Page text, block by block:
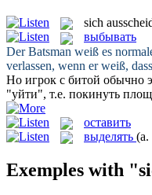
sich
выбывать
Der Batsman weiß es
verlassen, wenn er weiß,
Но игрок с битой обычно
"уйти", т.е. покинуть
оставить
выделять (a.
Exemples with